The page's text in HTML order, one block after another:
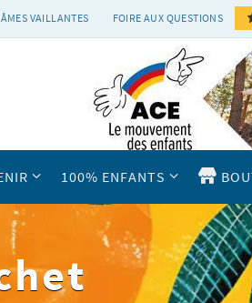
VAILLANTES FOIRE AUX QUESTIONS
100% ENFANTS